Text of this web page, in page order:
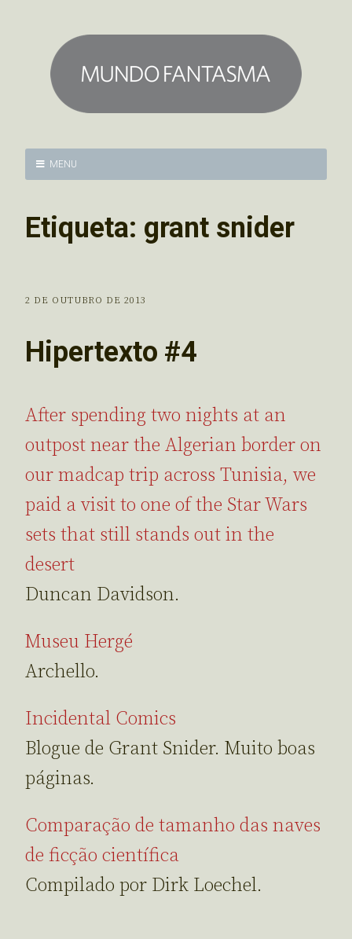
MENU
Etiqueta: grant snider
2 DE OUTUBRO DE 2013
Hipertexto #4
After spending two nights at an
outpost near the Algerian border on
our madcap trip across Tunisia, we
paid a visit to one of the Star Wars
sets that still stands out in the
desert
Duncan Davidson.
Museu Hergé
Archello.
Incidental Comics
Blogue de Grant Snider. Muito boas
páginas.
Comparação de tamanho das naves
de ficção científica
Compilado por Dirk Loechel.